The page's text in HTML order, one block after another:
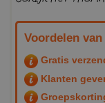
Voordelen
Gratis
Klanten